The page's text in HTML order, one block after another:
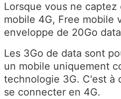
Lorsque vous ne
mobile 4G, Free mobile
enveloppe de 20Go
Les 3Go de data sont
un mobile uniquement
technologie 3G. C'est à
se connecter en 4G.